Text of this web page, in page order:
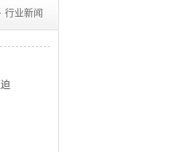
行业新闻